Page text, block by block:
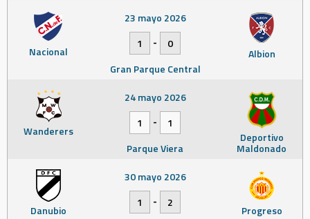
Nacional Albion
23 mayo 2026
1
-
0
Gran Parque Central
Wanderers Deportivo
Maldonado
24 mayo 2026
1
-
1
Parque Viera
Danubio Progreso
30 mayo 2026
1
-
2